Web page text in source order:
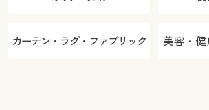
カーテン・ラグ・ファブリック 美容・